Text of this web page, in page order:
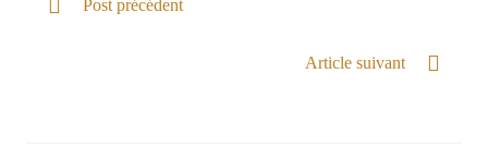
Post précédent
Article suivant